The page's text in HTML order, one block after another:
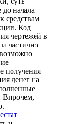
до начала
средствам
Код
чертежей в
частично
получения
денег на
Впрочем,